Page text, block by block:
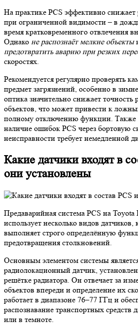
На практике PCS эффективно
при ограниченной видимости – в
время кратковременного отвлечения
Однако не распознаёт мелкие объекты
предотвратить аварию при резких
скоростях.
Рекомендуется регулярно проверять
предмет загрязнений, особенно в
оптика значительно снижает точность
объектов, что может привести к
полному отключению функции. Также
наличие ошибок PCS через бортовую
неисправности требует немедленной
Какие датчики входят в
они установлены
Предаварийная система PCS на Toyota
использует несколько видов
выполняет строго определённую
предотвращения столкновений.
Основным элементом системы
радиолокационный датчик,
решётке радиатора. Он отвечает за
объектов впереди и определение их
работает в диапазоне 76–77 ГГц и
распознавание транспортных средств
или в темноте.